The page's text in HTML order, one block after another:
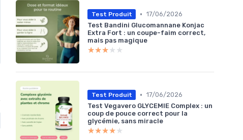
Test Produit • 17/06/2026
Test Bandini Glucomannane Konjac
Extra Fort : un coupe-faim correct,
mais pas magique
★★★★★
★★★★★
Test Produit • 17/06/2026
Test Vegavero GLYCEMIE Complex : un
coup de pouce correct pour la
glycémie, sans miracle
★★★★★
★★★★★